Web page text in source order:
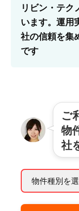
リビン・テク
います。運用
社の信頼を集
です
ご
物
社